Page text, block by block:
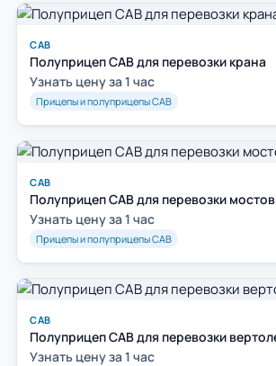
САВ
Полуприцеп САВ для перевозки крана
Узнать цену за 1 час
Прицепы и полуприцепы САВ
САВ
Полуприцеп САВ для перевозки
Узнать цену за 1 час
Прицепы и полуприцепы САВ
САВ
Полуприцеп САВ для перевозки
Узнать цену за 1 час